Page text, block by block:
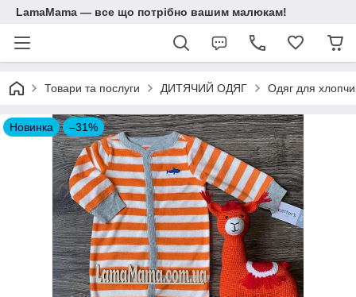
LamaMama — все що потрібно вашим малюкам!
Товари та послуги ДИТЯЧИЙ ОДЯГ Одяг для
Новинка –31%